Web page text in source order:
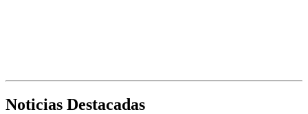
Noticias Destacadas